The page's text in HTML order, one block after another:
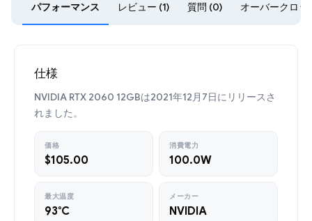
パフォーマンス レビュー (1) 質問 (0) オーバークロッ
仕様
NVIDIA RTX 2060 12GBは2021年12月7日にリリースさ
れました。
価格
$105.00
消費電力
100.0W
最大温度
93°C
メーカー
NVIDIA